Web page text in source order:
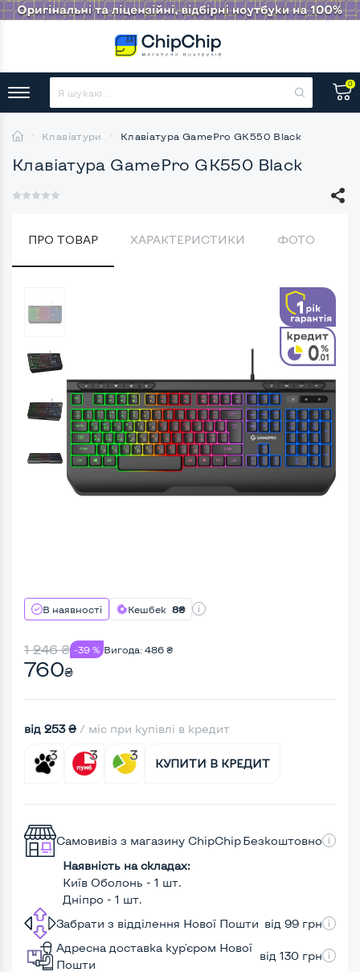
0
Клавіатури Клавіатура GamePro GK550 Black
Клавіатура GamePro GK550 Black
ПРО ТОВАР ХАРАКТЕРИСТИКИ ФОТО
В наявності Кешбек 8₴
1 246₴ -39 % Вигода: 486 ₴
760₴
від 253 ₴ / міс при купівлі в кредит
КУПИТИ В КРЕДИТ
Самовивіз з магазину ChipChipБезкоштовно
Наявність на складах:
Київ Оболонь - 1 шт.
Дніпро - 1 шт.
Забрати з відділення Нової Пошти від 99 грн
Адресна доставка кур'єром Нової
Пошти
від 130 грн